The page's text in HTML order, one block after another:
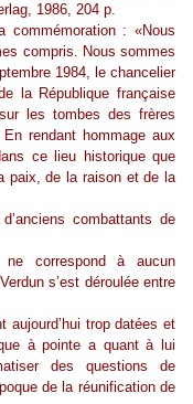
1986, 204 p.
commémoration : «Nous
compris. Nous sommes
1984, le chancelier
la République française
les tombes des frères
rendant hommage aux
ce lieu historique que
paix, de la raison et de la
combattants de
correspond à aucun
s’est déroulée entre
aujourd’hui trop datées et
à pointe a quant à lui
des questions de
de la réunification de